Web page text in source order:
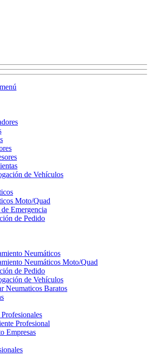
de Vehículos
Moto/Quad
Emergencia
de Pedido
Neumáticos
Neumáticos Moto/Quad
de Pedido
de Vehículos
Neumaticos Baratos
Profesional
Empresas